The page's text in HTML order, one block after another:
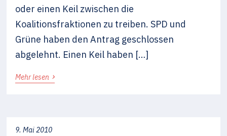
oder einen Keil zwischen die
Koalitionsfraktionen zu treiben. SPD und
Grüne haben den Antrag geschlossen
abgelehnt. Einen Keil haben […]
Mehr lesen ›
9. Mai 2010